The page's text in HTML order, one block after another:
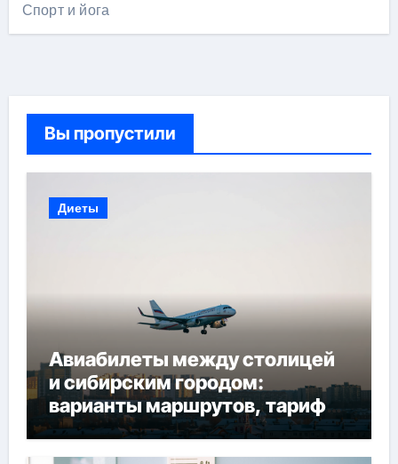
Спорт и йога
Вы пропустили
Диеты
Авиабилеты между столицей
и сибирским городом:
варианты маршрутов, тарифы
и советы по планированию
поездки